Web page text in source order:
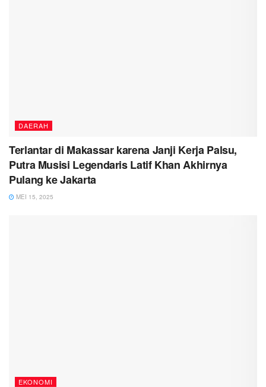
DAERAH
Terlantar di Makassar karena Janji Kerja Palsu,
Putra Musisi Legendaris Latif Khan Akhirnya
Pulang ke Jakarta
MEI 15, 2025
EKONOMI